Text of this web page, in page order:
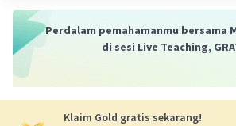
Perdalam pemahamanmu bersama
di sesi Live Teaching,
Klaim Gold gratis sekarang!